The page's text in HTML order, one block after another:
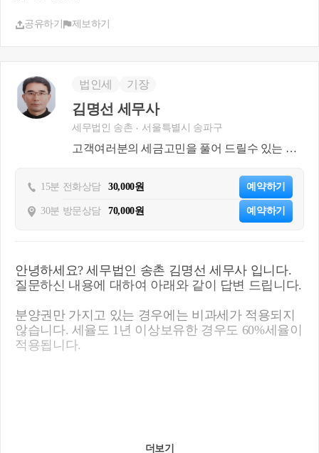
공유하기 제보하기
법인세 기장
김명선 세무사
세무법인 송촌 서울특별시 송파구
고객여러분의 세금고민을 풀어 드릴수 있는 지
15분 전화상담 30,000원 예약하기
30분 방문상담 70,000원 예약하기
안녕하세요? 세무법인 송촌 김명선 세무사 입니다.
질문하신 내용에 대하여 아래와 같이 답변 드립니다.
분양권만 가지고 있는 경우에는 비과세가 적용되지
않습니다. 세율도 1년 이상보유한 경우도 60%세율이
적용됩니다.
더보기